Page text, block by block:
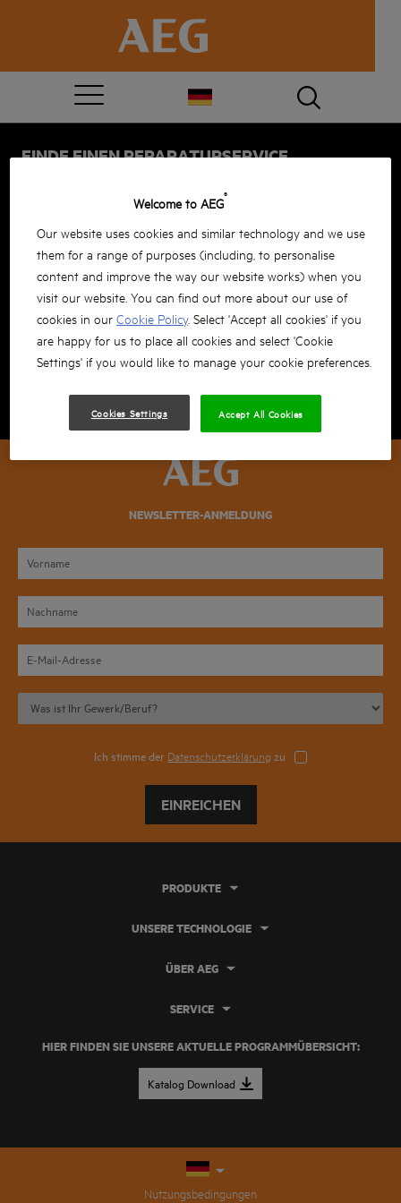
FINDE EINEN REPARATURSERVICE
AEG-Servicepartner, indem du einfach deinen Standort suchst.
ART DES SERVICE AUSWÄHLEN
Garantie abgelaufen
NACH STADT, GEBIET UND PLZ SUCHEN
*Erforderlich, um Suchergebnisse zu sehen
SUCHE
NEWSLETTER-ANMELDUNG
Ich stimme der Datenschutzerklärung zu
EINREICHEN
HIER FINDEN SIE UNSERE AKTUELLE PROGRAMMÜBERSICHT:
Katalog Download
PRODUKTE
UNSERE TECHNOLOGIE
ÜBER AEG
SERVICE
Nutzungsbedingungen
Welcome to AEG®
Our website uses cookies and similar technology and we use
them for a range of purposes (including, to personalise
content and improve the way our website works) when you
visit our website. You can find out more about our use of
cookies in ourCookie Policy. Select 'Accept all cookies' if you
are happy for us to place all cookies and select 'Cookie
Settings' if you would like to manage your cookie preferences.
Cookies Settings Accept All Cookies